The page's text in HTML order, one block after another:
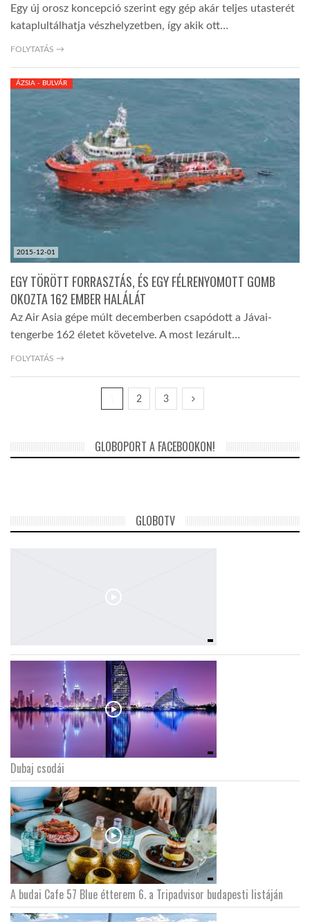
Egy új orosz koncepció szerint egy gép akár teljes utasterét
kataplultálhatja vészhelyzetben, így akik ott…
FOLYTATÁS →
2015-12-01
ÁZSIA - BULVÁR
EGY TÖRÖTT FORRASZTÁS, ÉS EGY FÉLRENYOMOTT GOMB
OKOZTA 162 EMBER HALÁLÁT
Az Air Asia gépe múlt decemberben csapódott a Jávai-
tengerbe 162 életet követelve. A most lezárult…
FOLYTATÁS →
2 3
GLOBOPORT A FACEBOOKON!
GLOBOTV
Dubaj csodái
A budai Cafe 57 Blue étterem 6. a Tripadvisor budapesti listáján